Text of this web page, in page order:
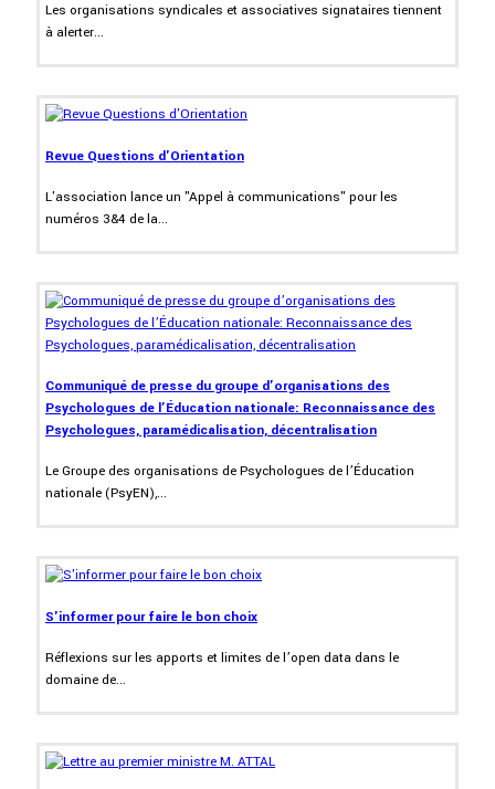
Les organisations syndicales et associatives signataires tiennent
à alerter...
Revue Questions d'Orientation
L'association lance un "Appel à communications" pour les
numéros 3&4 de la...
Communiqué de presse du groupe d’organisations des
Psychologues de l’Éducation nationale: Reconnaissance des
Psychologues, paramédicalisation, décentralisation
Le Groupe des organisations de Psychologues de l’Éducation
nationale (PsyEN),...
S'informer pour faire le bon choix
Réflexions sur les apports et limites de l’open data dans le
domaine de...